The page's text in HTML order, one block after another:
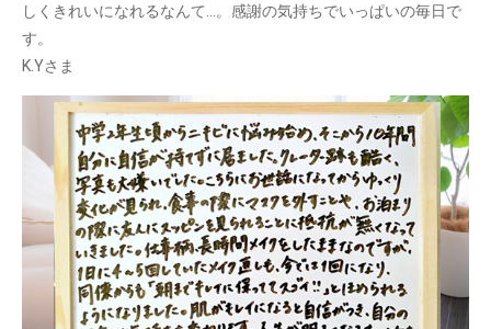
しくきれいになれるなんて…。感謝の気持ちでいっぱいの毎日で
す。
K.Yさま